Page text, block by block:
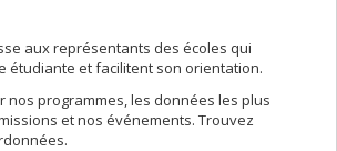
aux représentants des écoles qui
étudiante et facilitent son orientation.
nos programmes, les données les plus
et nos événements. Trouvez